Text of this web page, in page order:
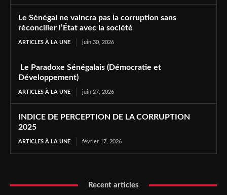
Le Sénégal ne vaincra pas la corruption sans
réconcilier l’État avec la société
ARTICLES À LA UNE juin 30, 2026
Le Paradoxe Sénégalais (Démocratie et
Développement)
ARTICLES À LA UNE juin 27, 2026
INDICE DE PERCEPTION DE LA CORRUPTION
2025
ARTICLES À LA UNE février 17, 2026
Recent articles